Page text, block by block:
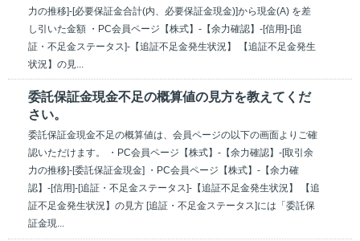
力の推移]-[必要保証金合計(内、必要保証金現金)]から現金(A) を差
し引いた金額 ・PC会員ページ【株式】-【余力確認】-[信用]-[追
証・不足金ステータス]-【追証不足金発生状況】 【追証不足金発生
状況】の見...
委託保証金現金不足の概算値の見方を教えてくだ
さい。
委託保証金現金不足の概算値は、会員ページの以下の画面よりご確
認いただけます。 ・PC会員ページ【株式】-【余力確認】-[取引余
力の推移]-[委託保証金現金] ・PC会員ページ【株式】-【余力確
認】-[信用]-[追証・不足金ステータス]-【追証不足金発生状況】 【追
証不足金発生状況】の見方 [追証・不足金ステータス]には「委託保
証金現...